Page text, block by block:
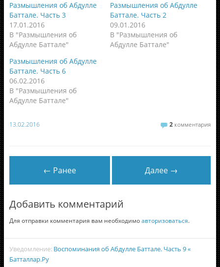
Размышления об Абдулле
Баттале. Часть 3
17.01.2016
В "Размышления об
Абдулле Баттале"
Размышления об Абдулле
Баттале. Часть 2
09.01.2016
В "Размышления об
Абдулле Баттале"
Размышления об Абдулле
Баттале. Часть 6
06.02.2016
В "Размышления об
Абдулле Баттале"
13.02.2016 2 комментария
← Ранее Далее →
Добавить комментарий
Для отправки комментария вам необходимоавторизоваться.
Уведомление: Воспоминания об Абдулле Баттале. Часть 9 «
Батталлар.Ру